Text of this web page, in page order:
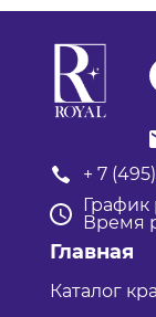
+ 7 (495)
График
Время
Главная
Каталог